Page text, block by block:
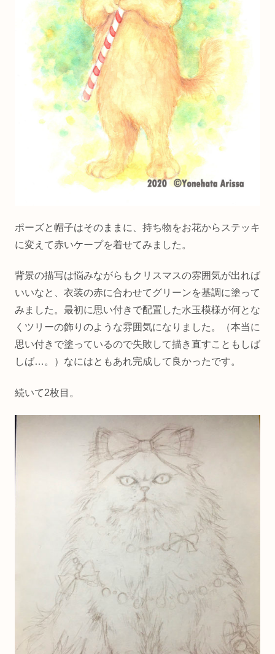
ポーズと帽子はそのままに、持ち物をお花からステッキ
に変えて赤いケープを着せてみました。
背景の描写は悩みながらもクリスマスの雰囲気が出れば
いいなと、衣装の赤に合わせてグリーンを基調に塗って
みました。最初に思い付きで配置した水玉模様が何とな
くツリーの飾りのような雰囲気になりました。（本当に
思い付きで塗っているので失敗して描き直すこともしば
しば…。）なにはともあれ完成して良かったです。
続いて2枚目。